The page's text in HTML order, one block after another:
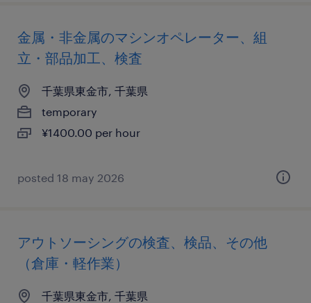
金属・非金属のマシンオペレーター、組
立・部品加工、検査
千葉県東金市, 千葉県
temporary
¥1400.00 per hour
posted 18 may 2026
アウトソーシングの検査、検品、その他
（倉庫・軽作業）
千葉県東金市, 千葉県